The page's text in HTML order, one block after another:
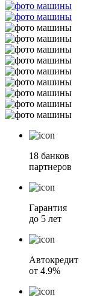
18 банков
партнеров
Гарантия
до 5 лет
Автокредит
от 4.9%